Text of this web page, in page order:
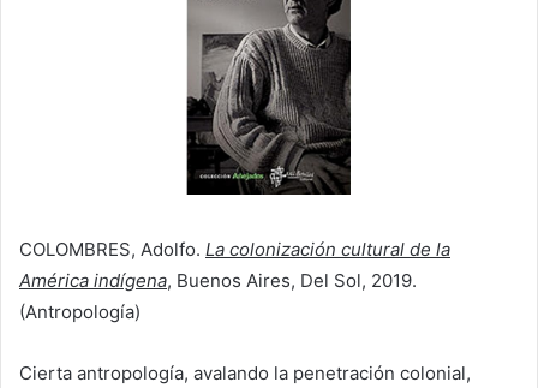
COLOMBRES, Adolfo. La colonización cultural de la
América indígena, Buenos Aires, Del Sol, 2019.
(Antropología)
Cierta antropología, avalando la penetración colonial,